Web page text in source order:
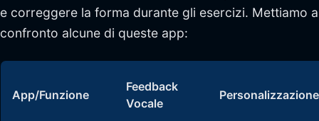
e correggere la forma durante gli esercizi. Mettiamo a
confronto alcune di queste app:
App/Funzione
Feedback
Vocale
Personalizzazione